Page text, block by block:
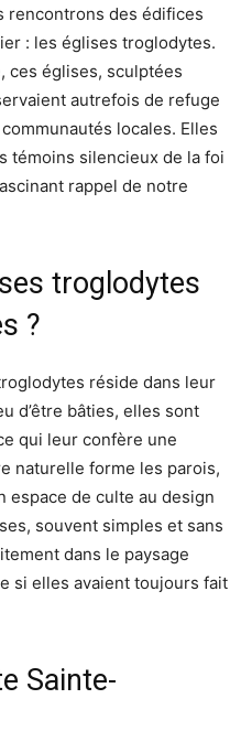
rencontrons des édifices
: les églises troglodytes.
ces églises, sculptées
autrefois de refuge
locales. Elles
témoins silencieux de la foi
rappel de notre
troglodytes
?
réside dans leur
d’être bâties, elles sont
qui leur confère une
naturelle forme les parois,
espace de culte au design
souvent simples et sans
dans le paysage
si elles avaient toujours fait
Sainte-